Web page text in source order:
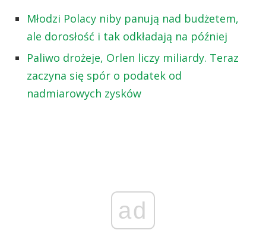
Młodzi Polacy niby panują nad budżetem,
ale dorosłość i tak odkładają na później
Paliwo drożeje, Orlen liczy miliardy. Teraz
zaczyna się spór o podatek od
nadmiarowych zysków
ad